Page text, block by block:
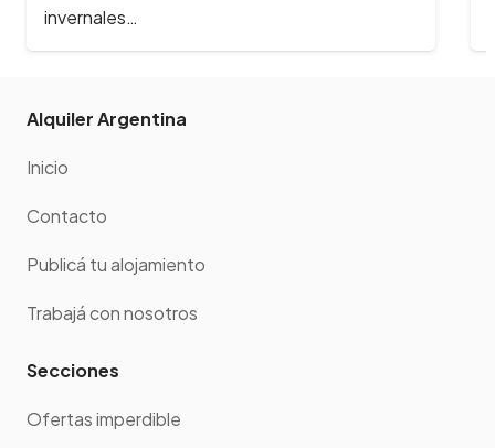
Alquiler Argentina
Inicio
Contacto
Publicá tu alojamiento
Trabajá con nosotros
Secciones
Ofertas imperdible